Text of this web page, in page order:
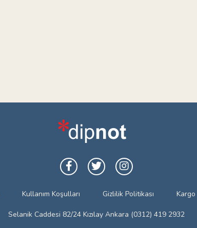
Kullanım Koşulları Gizlilik Politikası
Selanik Caddesi 82/24 Kızılay Ankara (0312) 419 2932